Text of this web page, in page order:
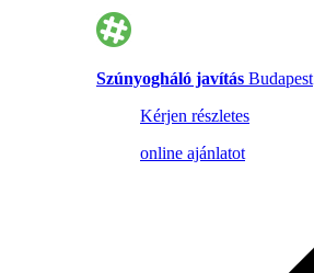
Szúnyogháló javítás Budapest
Kérjen részletes
online ajánlatot